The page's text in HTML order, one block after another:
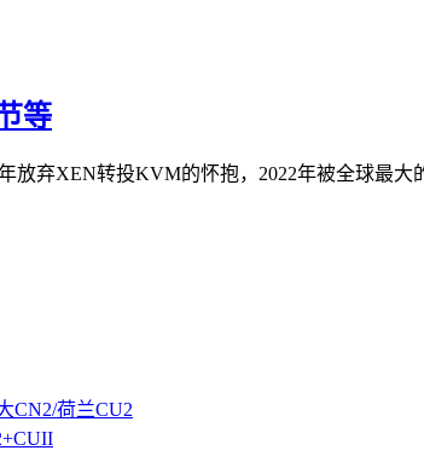
等
放弃XEN转投KVM的怀抱，2022年被全球最
CN2/荷兰CU2